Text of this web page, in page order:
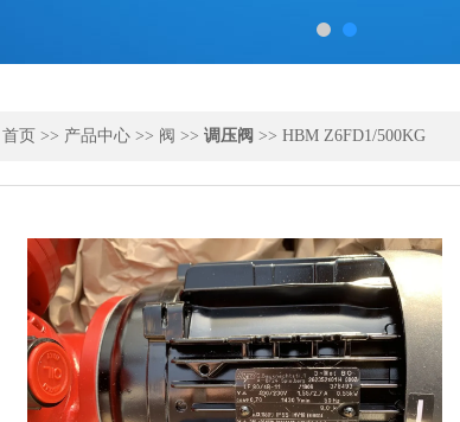
首页 >> 产品中心 >> 阀 >> 调压阀 >> HBM Z6FD1/500KG